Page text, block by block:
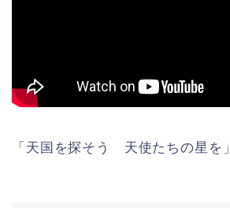
「天国を探そう 天使たちの星を」